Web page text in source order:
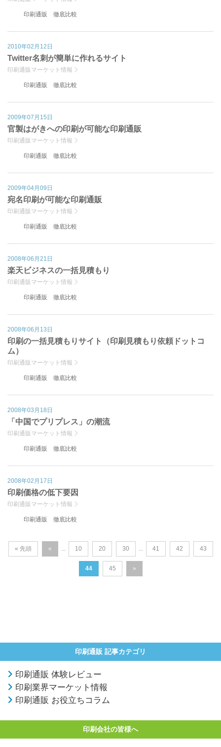
印刷通販 徹底比較
2010年02月12日
Twitter名刺が簡単に作れるサイト
印刷通販マーケット情報
印刷通販 徹底比較
2009年07月15日
官製はがきへの印刷が可能な印刷通販
印刷通販マーケット情報
印刷通販 徹底比較
2009年04月09日
宛名印刷が可能な印刷通販
印刷通販マーケット情報
印刷通販 徹底比較
2008年06月21日
楽天ビジネスの一括見積もり
印刷通販マーケット情報
印刷通販 徹底比較
2008年06月13日
印刷の一括見積もりサイト（印刷見積もり依頼ドットコ
ム）
印刷通販マーケット情報
印刷通販 徹底比較
2008年03月18日
「中国でプリプレス」の潮流
印刷通販マーケット情報
印刷通販 徹底比較
2008年02月17日
印刷価格の低下要因
印刷通販マーケット情報
印刷通販 徹底比較
« 先頭 « ... 10 20 30 ... 41 42 43
44 45 »
印刷通販 記事カテゴリ
印刷通販 体験レビュー
印刷業界マーケット情報
印刷通販 お役立ちコラム
印刷会社の皆様へ